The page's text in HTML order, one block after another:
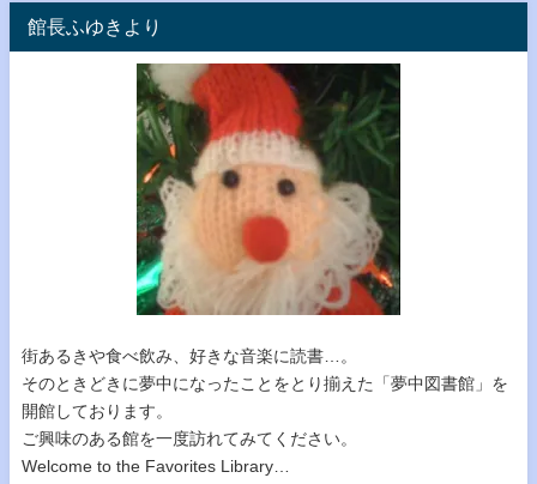
館長ふゆきより
街あるきや食べ飲み、好きな音楽に読書…。
そのときどきに夢中になったことをとり揃えた「夢中図書館」を
開館しております。
ご興味のある館を一度訪れてみてください。
Welcome to the Favorites Library…